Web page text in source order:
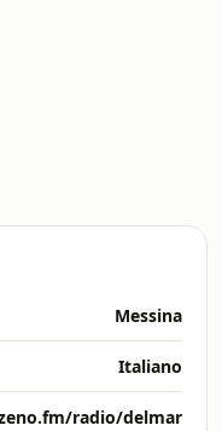
Messina
Italiano
radio/delmar